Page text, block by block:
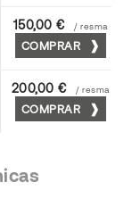
Negro
150,00 € / resma
COMPRAR
Negro
200,00 € / resma
COMPRAR